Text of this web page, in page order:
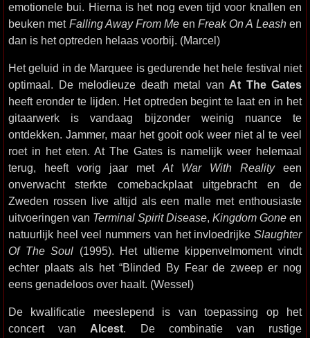
emotionele bui. Hierna is het nog even tijd voor knallen en
beuken met Falling Away From Me en Freak On A Leashen
dan is het optreden helaas voorbij. (Marcel)
Het geluid in de Marquee is gedurende het hele festival niet
optimaal. De melodieuze death metal van At The Gates
heeft eronder te lijden. Het optreden begint te laat en in het
gitaarwerk is vandaag bijzonder weinig nuance te
ontdekken. Jammer, maar het gooit ook weer niet al te veel
roet in het eten. At The Gates is namelijk weer helemaal
terug, heeft vorig jaar met At War With Realityeen
onverwacht sterkte comebackplaat uitgebracht en de
Zweden rossen live altijd als een malle met enthousiaste
uitvoeringen van Terminal Spirit Disease, Kingdom Gone en
natuurlijk heel veel nummers van het invloedrijke Slaughter
Of The Soul (1995). Het ultieme kippenvelmoment vindt
echter plaats als het “Blinded By Fear de zweep er nog
eens genadeloos over haalt. (Wessel)
De kwalificatie meeslepend is van toepassing op het
concert van Alcest. De combinatie van rustige